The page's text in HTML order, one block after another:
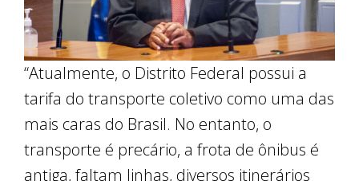
“Atualmente, o Distrito Federal possui a
tarifa do transporte coletivo como uma das
mais caras do Brasil. No entanto, o
transporte é precário, a frota de ônibus é
antiga, faltam linhas, diversos itinerários